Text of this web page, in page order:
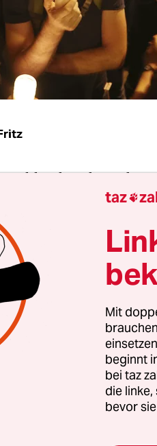
sind uns
Polen die
im Oktober 2015 die
in Warschau, Krakau
polnische
aus und bilden
des
oder, wie
Verfügungsgewalt
old, Polen auf den
sagen. Doch die
auf ihre
taz 
Mit
beginnt
bei taz
die
bevor